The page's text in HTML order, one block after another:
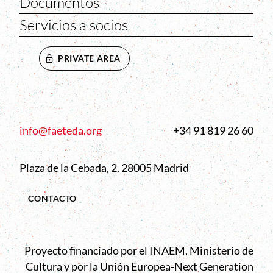
Servicios a socios
PRIVATE AREA
info@faeteda.org +34 91 819 26 60
Plaza de la Cebada, 2. 28005 Madrid
CONTACTO
Proyecto financiado por el INAEM, Ministerio de
Cultura y por la Unión Europea-Next Generation